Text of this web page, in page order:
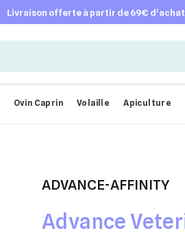
livraison offerte à partir de 69€
Ovin Caprin Volaille Apiculture
ADVANCE-AFFINITY
Advance